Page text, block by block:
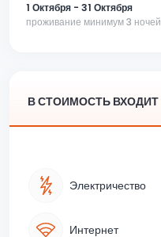
1 Октября - 31 Октября
проживание минимум 3 ночей
В СТОИМОСТЬ ВХОДИТ
Электричество
Интернет